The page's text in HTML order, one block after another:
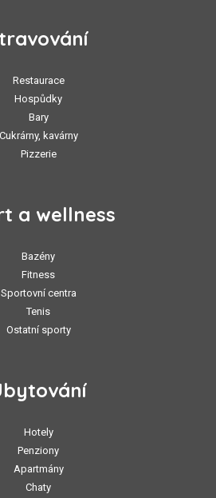
Restaurace
Hospůdky
Bary
Cukrárny, kavárny
Pizzerie
a wellness
Bazény
Fitness
Sportovní centra
Tenis
Ostatní sporty
Hotely
Penziony
Apartmány
Chaty